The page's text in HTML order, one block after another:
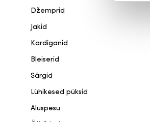
Džemprid
Jakid
Kardiganid
Bleiserid
Särgid
Lühikesed püksid
Aluspesu